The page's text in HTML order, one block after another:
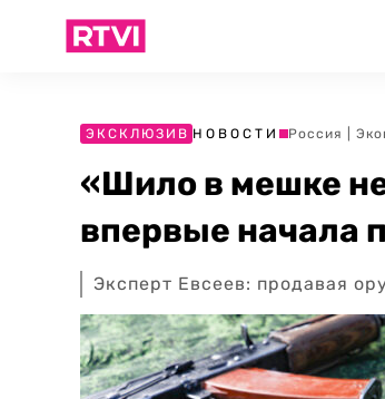
ЭКСКЛЮЗИВ НОВОСТИ Россия
«Шило в мешке
впервые начала
Эксперт Евсеев: продавая